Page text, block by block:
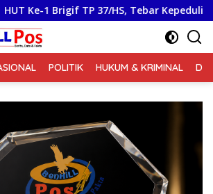
Tebar Kepedulian Melalui Aksi
POLITIK HUKUM & KRIMINAL